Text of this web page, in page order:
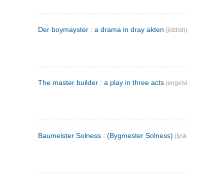
Der boymayster : a drama in dray akten (jiddish)
The master builder : a play in three acts (engelsk)
Baumeister Solness : (Bygmester Solness) (tysk)